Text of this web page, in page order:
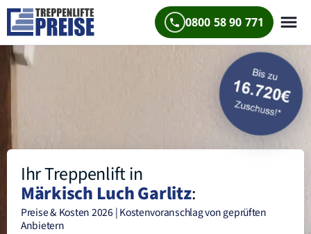
0800 58 90 771
Ihr Treppenlift in
Märkisch Luch Garlitz:
Preise & Kosten 2026 | Kostenvoranschlag von geprüften
Anbietern